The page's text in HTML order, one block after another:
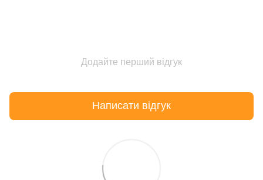
Додайте перший відгук
Написати відгук